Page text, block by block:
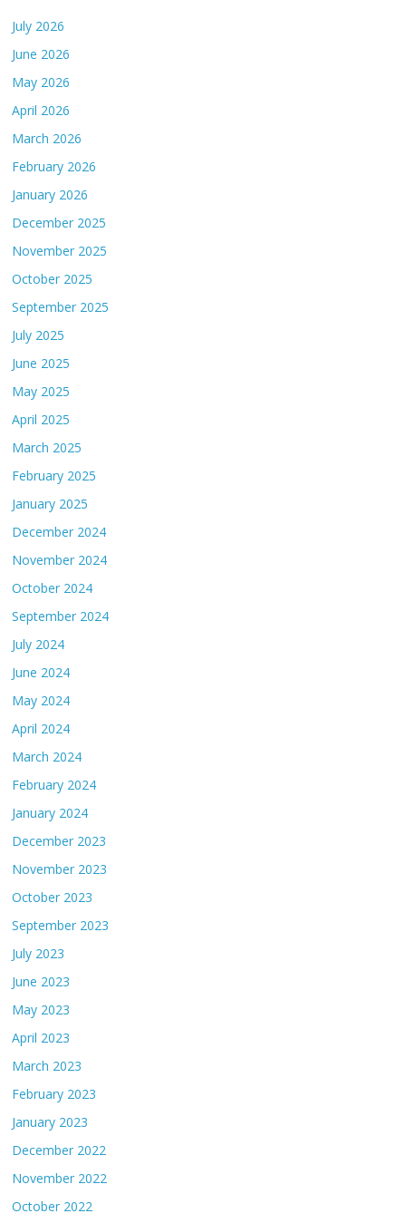
July 2026
June 2026
May 2026
April 2026
March 2026
February 2026
January 2026
December 2025
November 2025
October 2025
September 2025
July 2025
June 2025
May 2025
April 2025
March 2025
February 2025
January 2025
December 2024
November 2024
October 2024
September 2024
July 2024
June 2024
May 2024
April 2024
March 2024
February 2024
January 2024
December 2023
November 2023
October 2023
September 2023
July 2023
June 2023
May 2023
April 2023
March 2023
February 2023
January 2023
December 2022
November 2022
October 2022